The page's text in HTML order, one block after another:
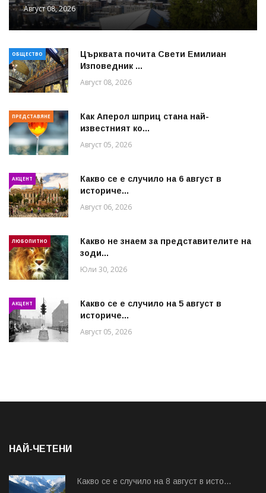
Август 08, 2026
ОБЩЕСТВО
Църквата почита Свeти Емилиан
Изповедник ...
Август 08, 2026
ПРЕДСТАВЯНЕ
Как Аперол шприц стана най-
известният ко...
Август 05, 2026
АКЦЕНТ
Какво се е случило на 6 август в
историче...
Август 06, 2026
ЛЮБОПИТНО
Какво не знаем за представителите на
зоди...
Юли 30, 2026
АКЦЕНТ
Какво се е случило на 5 август в
историче...
Август 05, 2026
НАЙ-ЧЕТЕНИ
Какво се е случило на 8 август в исто...